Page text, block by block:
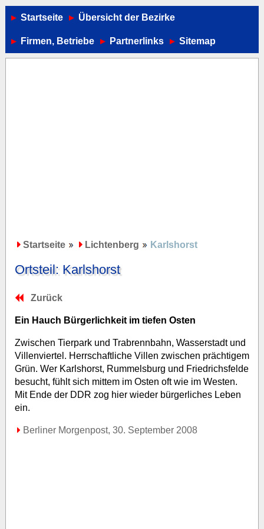
Startseite Übersicht der Bezirke
Firmen, Betriebe Partnerlinks Sitemap
Startseite Lichtenberg Karlshorst
Ortsteil: Karlshorst
Zurück
Ein Hauch Bürgerlichkeit im tiefen Osten
Zwischen Tierpark und Trabrennbahn, Wasserstadt und
Villenviertel. Herrschaftliche Villen zwischen prächtigem
Grün. Wer Karlshorst, Rummelsburg und Friedrichsfelde
besucht, fühlt sich mittem im Osten oft wie im Westen.
Mit Ende der DDR zog hier wieder bürgerliches Leben
ein.
Berliner Morgenpost, 30. September 2008